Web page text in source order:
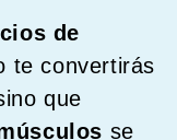
de
te convertirás
que
se